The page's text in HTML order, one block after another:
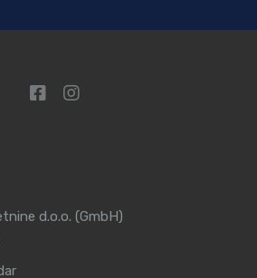
d.o.o. (GmbH)